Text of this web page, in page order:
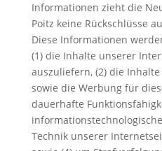
Informationen zieht die
Poitz keine Rückschlüsse
Diese Informationen
(1) die Inhalte unserer
auszuliefern, (2) die
sowie die Werbung für
dauerhafte
Technik unserer